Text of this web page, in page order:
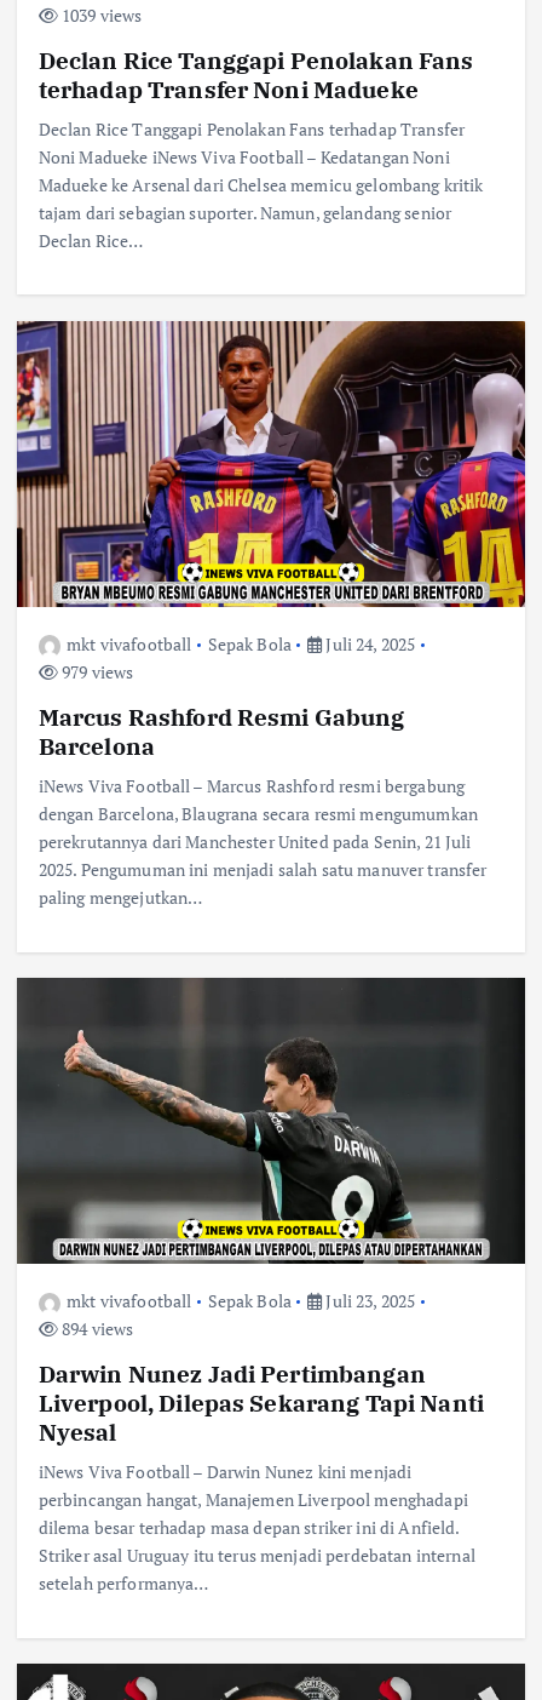
1039 views
Declan Rice Tanggapi Penolakan Fans
terhadap Transfer Noni Madueke
Declan Rice Tanggapi Penolakan Fans terhadap Transfer
Noni Madueke iNews Viva Football – Kedatangan Noni
Madueke ke Arsenal dari Chelsea memicu gelombang kritik
tajam dari sebagian suporter. Namun, gelandang senior
Declan Rice…
mkt vivafootball Sepak Bola
Juli 24, 2025
979 views
Marcus Rashford Resmi Gabung
Barcelona
iNews Viva Football – Marcus Rashford resmi bergabung
dengan Barcelona, Blaugrana secara resmi mengumumkan
perekrutannya dari Manchester United pada Senin, 21 Juli
2025. Pengumuman ini menjadi salah satu manuver transfer
paling mengejutkan…
mkt vivafootball Sepak Bola
Juli 23, 2025
894 views
Darwin Nunez Jadi Pertimbangan
Liverpool, Dilepas Sekarang Tapi Nanti
Nyesal
iNews Viva Football – Darwin Nunez kini menjadi
perbincangan hangat, Manajemen Liverpool menghadapi
dilema besar terhadap masa depan striker ini di Anfield.
Striker asal Uruguay itu terus menjadi perdebatan internal
setelah performanya…